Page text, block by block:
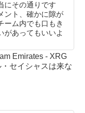
にその通りです
ント、確かに隙が
ーム内でも口もき
があってもいいよ
Emirates - XRG
セイシャスは来な